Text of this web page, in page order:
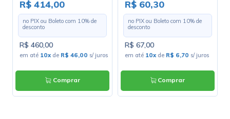
R$ 414,00
no PIX ou Boleto com 10% de
desconto
R$ 460,00
em até 10xde R$ 46,00 s/ juros
Comprar
- Preço por Metro
R$ 60,30
no PIX ou Boleto com 10% de
desconto
R$ 67,00
em até 10xde R$ 6,70 s/ juros
Comprar